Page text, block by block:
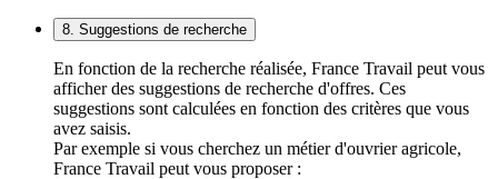
8. Suggestions de recherche
En fonction de la recherche réalisée, France Travail peut vous
afficher des suggestions de recherche d'offres. Ces
suggestions sont calculées en fonction des critères que vous
avez saisis.
Par exemple si vous cherchez un métier d'ouvrier agricole,
France Travail peut vous proposer :